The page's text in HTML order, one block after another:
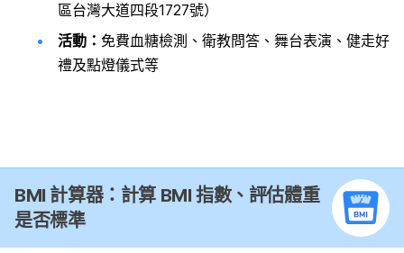
區台灣大道四段1727號）
活動： 免費血糖檢測、衛教問答、舞台表演、健走好
禮及點燈儀式等
BMI 計算器：計算 BMI 指數、評估體重
是否標準